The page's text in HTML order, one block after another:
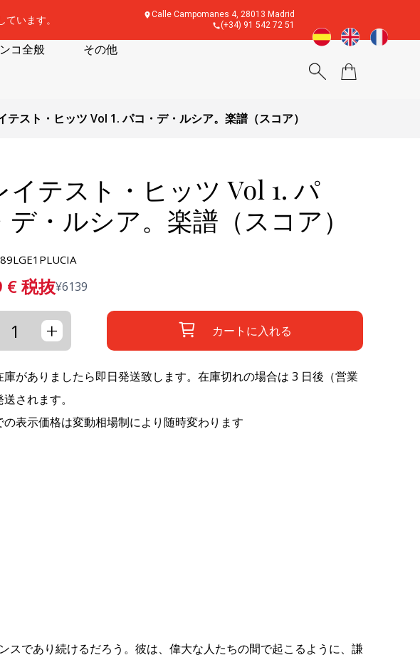
います。
Calle Campomanes 4, 28013 Madrid
(+34) 91 542 72 51
コ全般 その他
テスト・ヒッツ Vol 1. パコ・デ・ルシア。楽譜（スコア）
イテスト・ヒッツ Vol 1. パ
デ・ルシア。楽譜（スコア）
€税抜¥6139
+ カートに入れる
庫がありましたら即日発送致します。在庫切れの場合は 3 日後（営業
されます。
の表示価格は変動相場制により随時変わります
であり続けるだろう。彼は、偉大な人たちの間で起こるように、謙